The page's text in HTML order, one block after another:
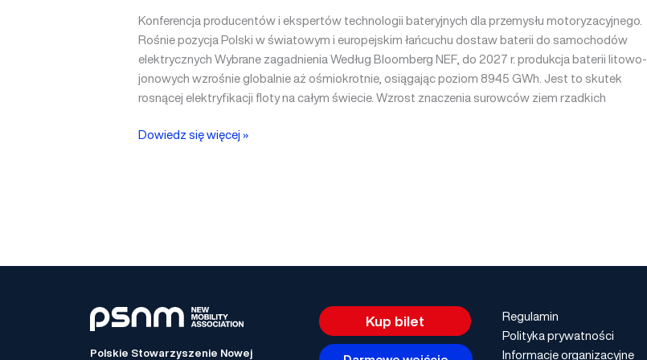
Konferencja producentów i ekspertów technologii bateryjnych dla przemysłu motoryzacyjnego.
Rośnie pozycja Polski w światowym i europejskim łańcuchu dostaw baterii do samochodów
elektrycznych Wybrane zagadnienia Według Bloomberg NEF, do 2027 r. produkcja baterii litowo-
jonowych wzrośnie globalnie aż ośmiokrotnie, osiągając poziom 8945 GWh. Jest to skutek
rosnącej elektryfikacji floty na całym świecie. Wzrost znaczenia surowców ziem rzadkich
Dowiedz się więcej »
Polskie Stowarzyszenie Nowej
Kup bilet
Regulamin
Polityka prywatności
Informacje organizacyjne